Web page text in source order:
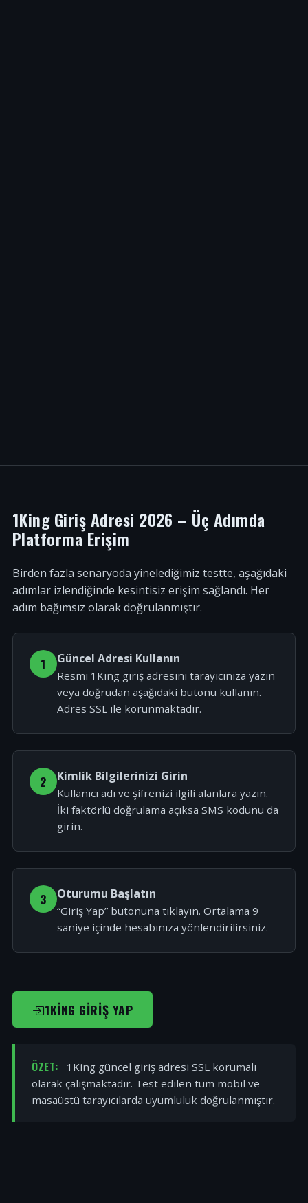
1King Giriş Adresi 2026 – Üç Adımda
Platforma Erişim
Birden fazla senaryoda yinelediğimiz testte, aşağıdaki
adımlar izlendiğinde kesintisiz erişim sağlandı. Her
adım bağımsız olarak doğrulanmıştır.
1 Güncel Adresi Kullanın
Resmi 1King giriş adresini tarayıcınıza yazın
veya doğrudan aşağıdaki butonu kullanın.
Adres SSL ile korunmaktadır.
2 Kimlik Bilgilerinizi Girin
Kullanıcı adı ve şifrenizi ilgili alanlara yazın.
İki faktörlü doğrulama açıksa SMS kodunu da
girin.
3 Oturumu Başlatın
“Giriş Yap” butonuna tıklayın. Ortalama 9
saniye içinde hesabınıza yönlendirilirsiniz.
1KING GIRIŞ YAP
ÖZET:
1King güncel giriş adresi SSL korumalı
olarak çalışmaktadır. Test edilen tüm mobil ve
masaüstü tarayıcılarda uyumluluk doğrulanmıştır.